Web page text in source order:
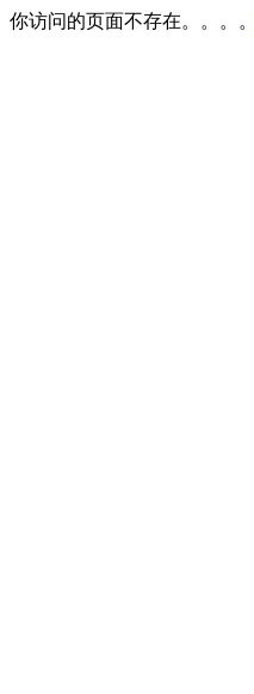
你访问的页面不存在。。。。